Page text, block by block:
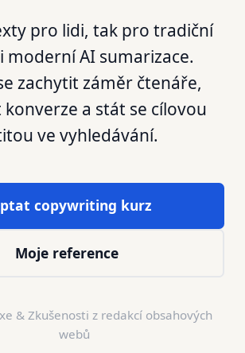
pro lidi, tak pro tradiční
moderní AI sumarizace.
zachytit záměr čtenáře,
a stát se cílovou
ve vyhledávání.
copywriting kurz
Moje reference
& Zkušenosti z redakcí obsahových
webů